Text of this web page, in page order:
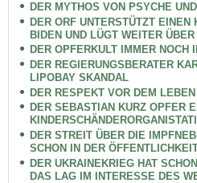
DER MYTHOS VON PSYCHE
DER ORF UNTERSTÜTZT EINEN
BIDEN UND LÜGT WEITER
DER OPFERKULT IMMER NOCH
DER REGIERUNGSBERATER
LIPOBAY SKANDAL
DER RESPEKT VOR DEM LEBEN
DER SEBASTIAN KURZ OPFER
DER STREIT ÜBER DIE
SCHON IN DER
DER UKRAINEKRIEG HAT
DAS LAG IM INTERESSE DES